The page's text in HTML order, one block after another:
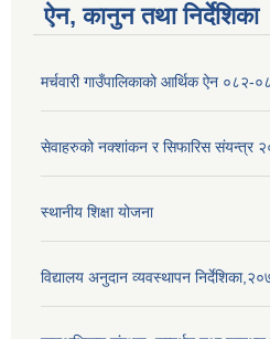
ऐन, कानुन तथा निर्देशिका
मर्चवारी गाउँपालिकाको आर्थिक ऐन ०८२-
सेवाहरुको नक्शांकन र सिफारिस संयन्त्र
स्थानीय शिक्षा योजना
विद्यालय अनुदान व्यवस्थापन